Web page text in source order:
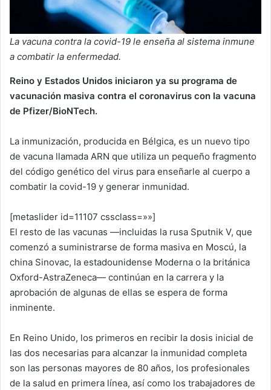
La vacuna contra la covid-19 le enseña al sistema inmune
a combatir la enfermedad.
Reino y Estados Unidos iniciaron ya su programa de
vacunación masiva contra el coronavirus con la vacuna
de Pfizer/BioNTech.
La inmunización, producida en Bélgica, es un nuevo tipo
de vacuna llamada ARN que utiliza un pequeño fragmento
del código genético del virus para enseñarle al cuerpo a
combatir la covid-19 y generar inmunidad.
[metaslider id=11107 cssclass=»»]
El resto de las vacunas —incluidas la rusa Sputnik V, que
comenzó a suministrarse de forma masiva en Moscú, la
china Sinovac, la estadounidense Moderna o la británica
Oxford-AstraZeneca— continúan en la carrera y la
aprobación de algunas de ellas se espera de forma
inminente.
En Reino Unido, los primeros en recibir la dosis inicial de
las dos necesarias para alcanzar la inmunidad completa
son las personas mayores de 80 años, los profesionales
de la salud en primera línea, así como los trabajadores de